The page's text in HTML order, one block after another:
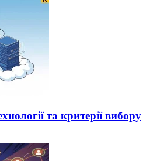
та критерії вибору